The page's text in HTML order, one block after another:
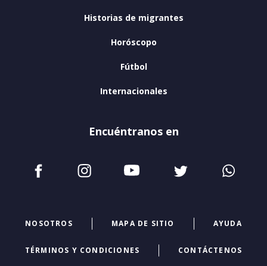
Historias de migrantes
Horóscopo
Fútbol
Internacionales
Encuéntranos en
NOSOTROS MAPA DE SITIO AYUDA
TÉRMINOS Y CONDICIONES CONTÁCTENOS